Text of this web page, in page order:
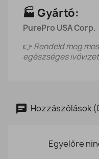
🏭 Gyártó:
PurePro USA Corp.
👉Rendeld meg
egészséges
Hozzászólások
Egyelőre